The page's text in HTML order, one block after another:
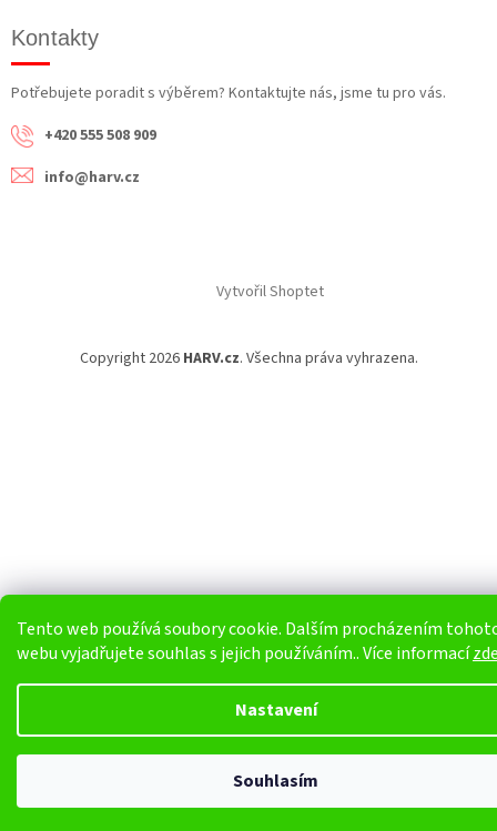
Tento web používá soubory cookie. Dalším procházením
webu vyjadřujete souhlas s jejich používáním.. Více informací
Nastavení
Souhlasím
Kontakty
Potřebujete poradit s výběrem? Kontaktujte nás, jsme tu pro vás.
+420 555 508 909
info@harv.cz
Vytvořil Shoptet
Copyright 2026 HARV.cz. Všechna práva vyhrazena.